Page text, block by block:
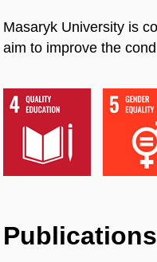
Masaryk University is
aim to improve the
Publications